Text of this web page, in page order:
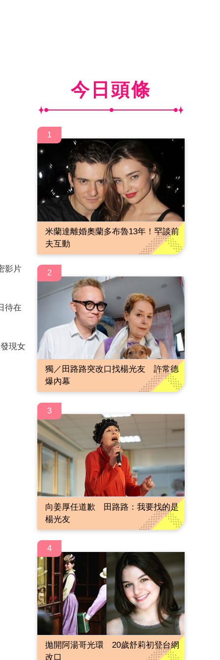
影片
待在
現女
今日頭條
1
米蘭達離婚奧蘭多布魯13年！罕談前
夫互動
2
獨／田路路突改口找楊光友 許常德
爆內幕
3
向姜厚任道歉 田路路：我要找的是
楊光友
4
拋開阿湯哥光環 20歲舒莉初登台網
改口